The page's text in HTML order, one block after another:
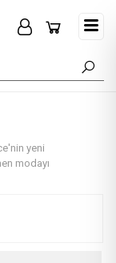
yeni
modayı